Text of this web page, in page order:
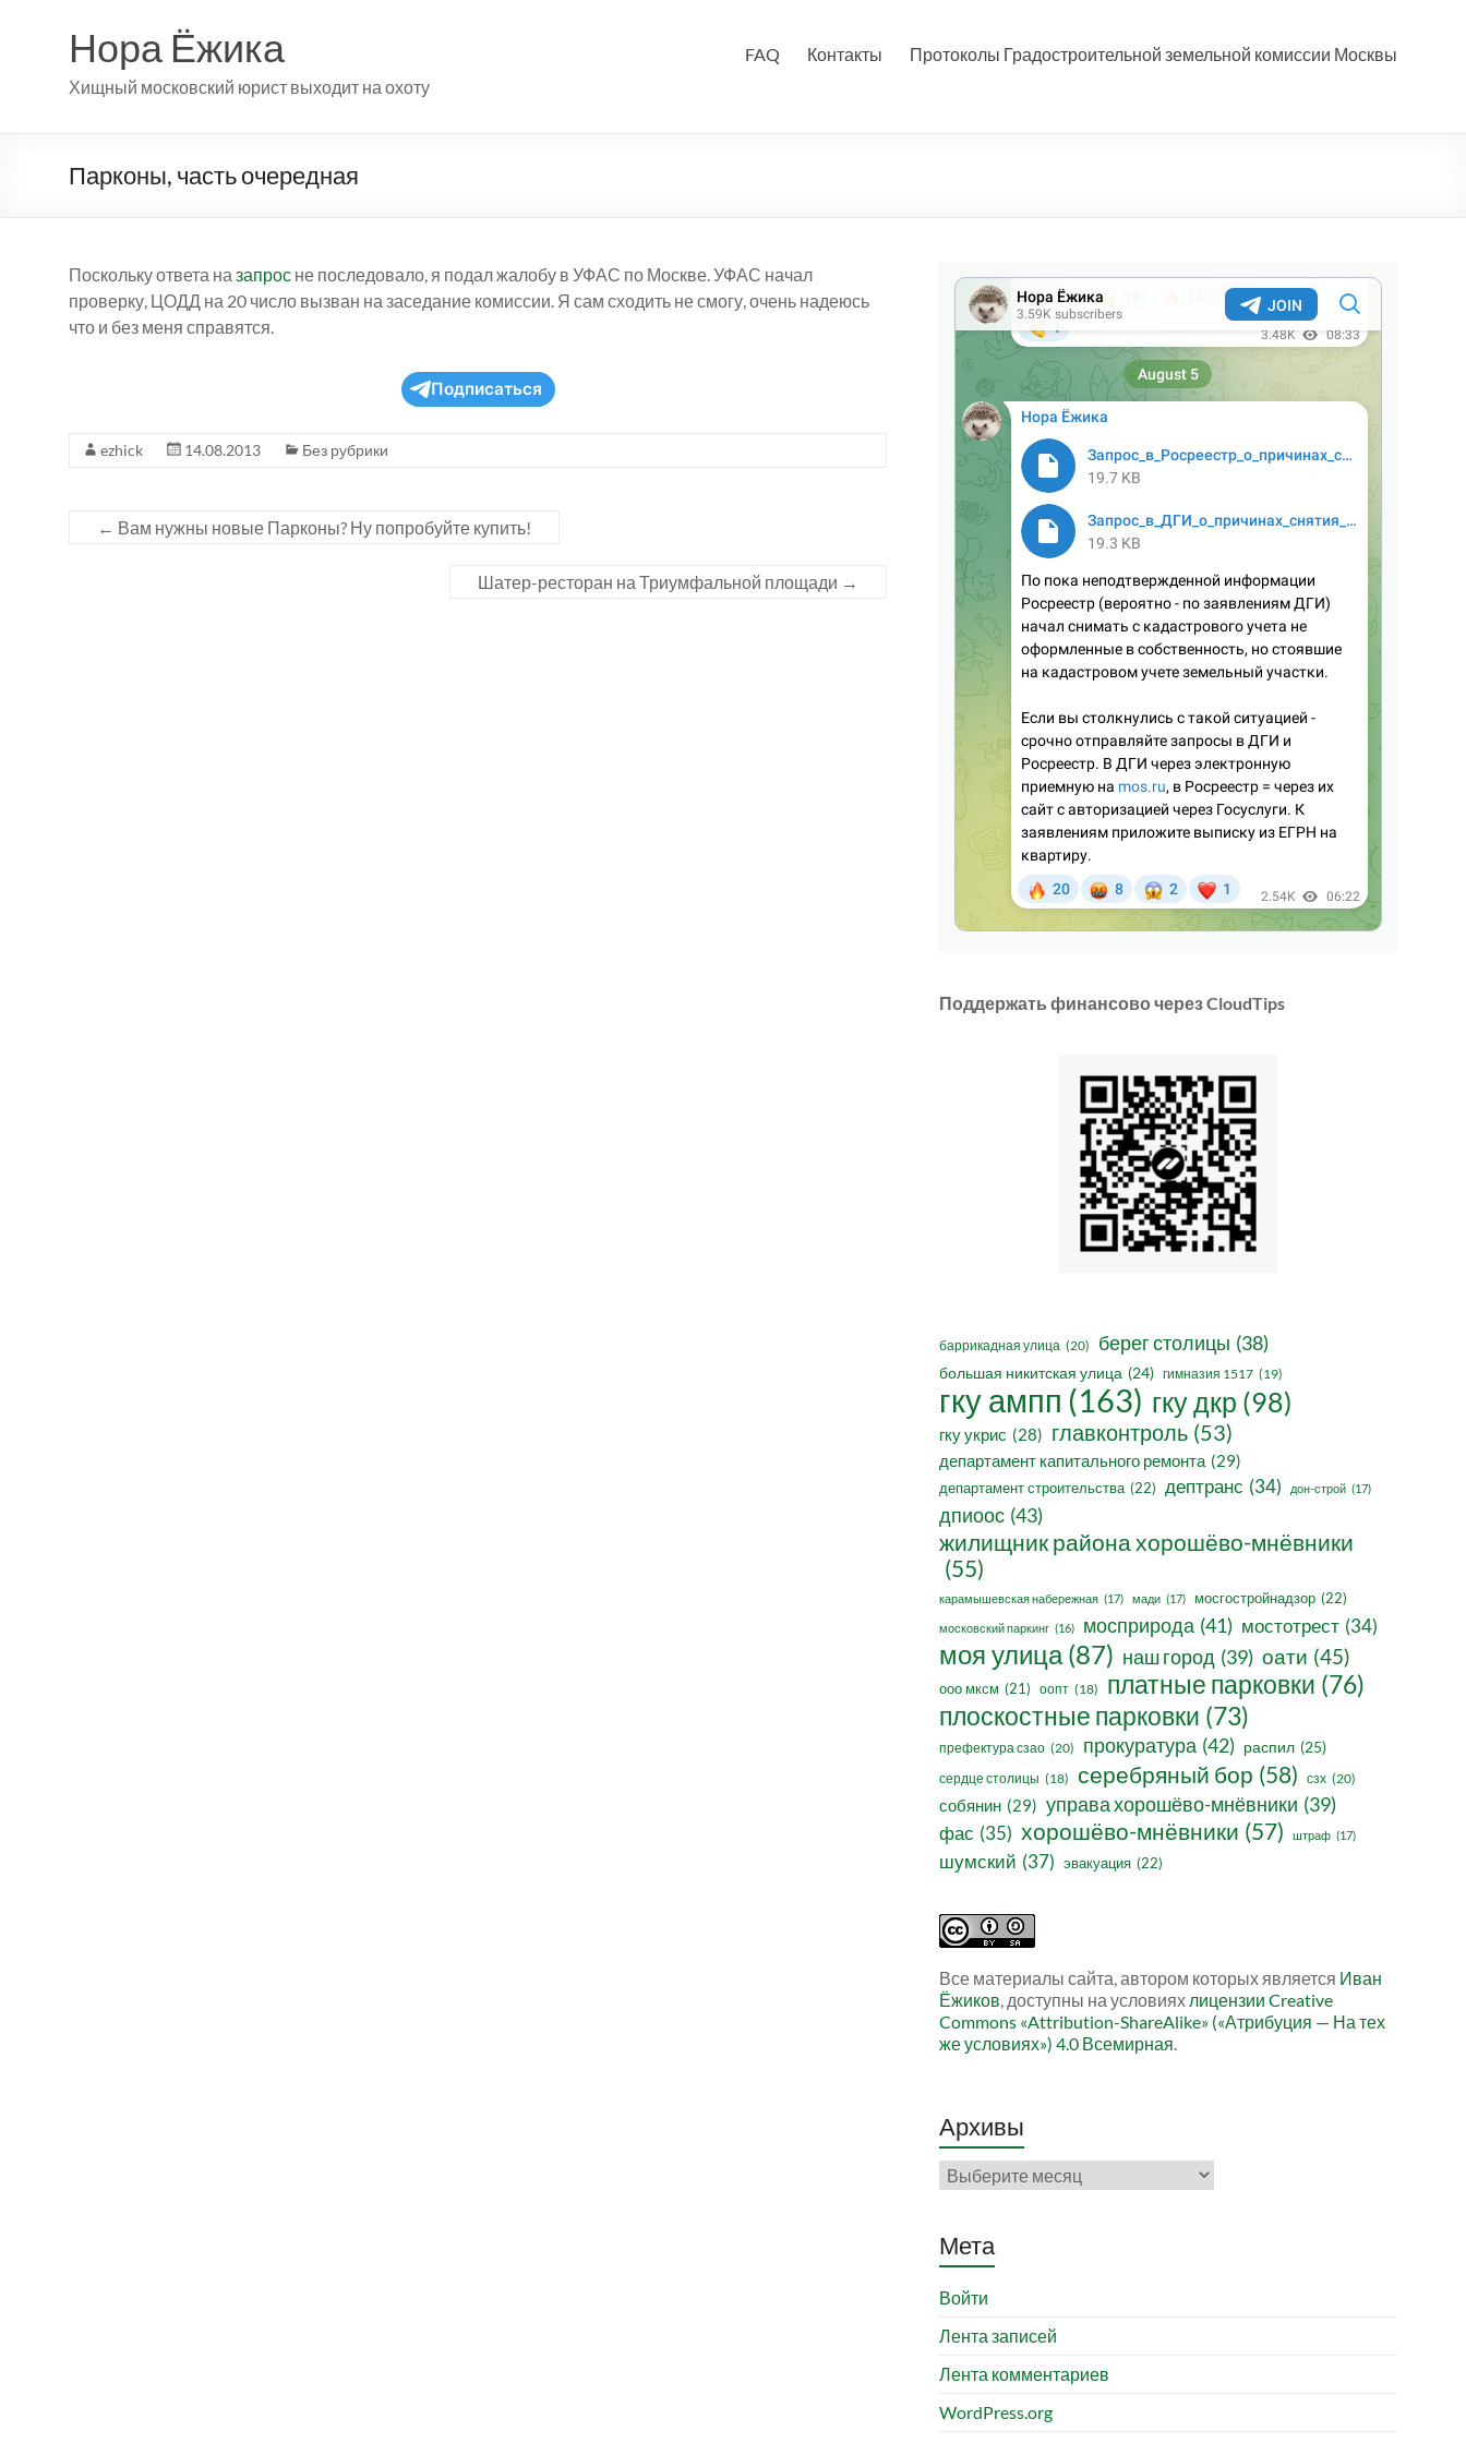
содержимомуНора Ёжика
Хищный московский юрист выходит на охоту
FAQ Контакты Протоколы Градостроительной земельной комиссии Москвы
Парконы, часть очередная
Поскольку ответа на запрос не последовало, я подал жалобу в УФАС по Москве. УФАС начал
проверку, ЦОДД на 20 число вызван на заседание комиссии. Я сам сходить не смогу, очень надеюсь
что и без меня справятся.
Подписаться
ezhick 14.08.2013 Без рубрики
← Вам нужны новые Парконы? Ну попробуйте купить!
Шатер-ресторан на Триумфальной площади →
Поддержать финансово через CloudTips
баррикадная улица (20) берег столицы (38)
большая никитская улица (24) гимназия 1517 (19)
гку ампп (163) гку дкр (98)
гку укрис (28) главконтроль (53)
департамент капитального ремонта (29)
департамент строительства (22) дептранс (34) дон-строй (17)
дпиоос (43)
жилищник района хорошёво-мнёвники
(55)
карамышевская набережная (17) мади (17) мосгостройнадзор (22)
московский паркинг (16) мосприрода (41) мостотрест (34)
моя улица (87) наш город (39) оати (45)
ооо мксм (21) оопт (18) платные парковки (76)
плоскостные парковки (73)
префектура сзао (20) прокуратура (42) распил (25)
сердце столицы (18) серебряный бор (58) сзх (20)
собянин (29) управа хорошёво-мнёвники (39)
фас (35) хорошёво-мнёвники (57) штраф (17)
шумский (37) эвакуация (22)
Все материалы сайта, автором которых является Иван
Ёжиков, доступны на условиях лицензии Creative
Commons «Attribution-ShareAlike» («Атрибуция — На тех
же условиях») 4.0 Всемирная.
Архивы
Архивы
Мета
Войти
Лента записей
Лента комментариев
WordPress.org